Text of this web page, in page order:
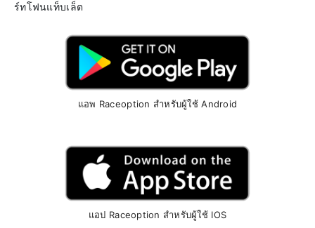
ร์ทโฟนแท็บเล็ต
แอพ Raceoption สำหรับผู้ใช้ Android
แอป Raceoption สำหรับผู้ใช้ IOS